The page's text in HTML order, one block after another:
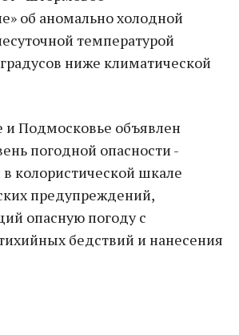
об аномально холодной
температурой
ниже климатической
и Подмосковье объявлен
погодной опасности -
колористической шкале
предупреждений,
опасную погоду с
бедствий и нанесения